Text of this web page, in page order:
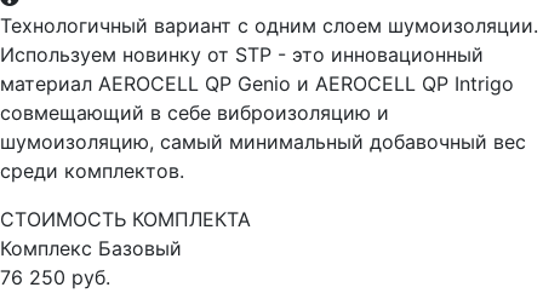
Технологичный вариант с одним слоем шумоизоляции.
Используем новинку от STP - это инновационный
материал AEROCELL QP Genio и AEROCELL QP Intrigo
совмещающий в себе виброизоляцию и
шумоизоляцию, самый минимальный добавочный вес
среди комплектов.
СТОИМОСТЬ КОМПЛЕКТА
Комплекс Базовый
76 250 руб.